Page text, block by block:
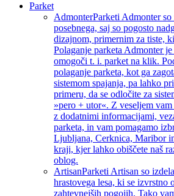
Parket
AdmonterParketi Admonter
posebnega, saj so pogosto
dizajnom, primernim za tiste,
Polaganje parketa Admonter
omogoči t. i. parket na klik.
polaganje parketa, kot ga
sistemom spajanja, pa lahko
primeru, da se odločite za
»pero + utor«. Z veseljem
z dodatnimi informacijami,
parketa, in vam pomagamo
Ljubljana, Cerknica, Maribor
kraji, kjer lahko obiščete naš
oblog.
ArtisanParketi Artisan so
hrastovega lesa, ki se izvrstno
zahtevnejših pogojih. Tako